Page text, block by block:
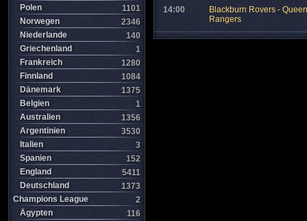
Polen
1101
Norwegen
2346
Niederlande
140
Griechenland
1
Frankreich
1280
Finnland
1084
Dänemark
1375
Belgien
1
Australien
1356
Argentinien
3530
Italien
3
Spanien
152
England
5411
Deutschland
1373
Champions League
2
Ägypten
116
14:00
Blackburn Rovers -
Rangers